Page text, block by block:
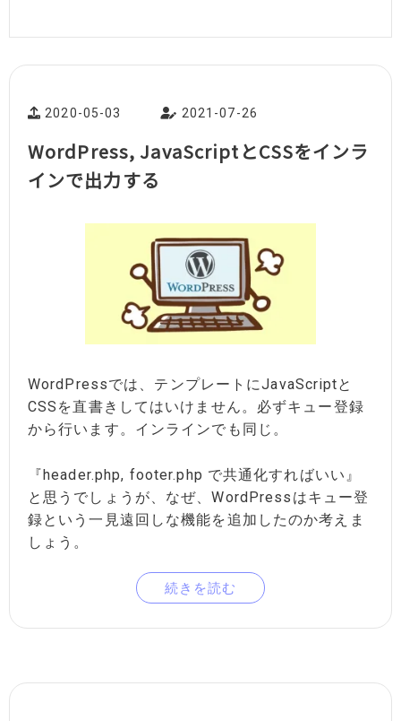
2020-05-03 2021-07-26
WordPress, JavaScriptとCSSをインラ
インで出力する
WordPressでは、テンプレートにJavaScriptと
CSSを直書きしてはいけません。必ずキュー登録
から行います。インラインでも同じ。
『header.php, footer.php で共通化すればいい』
と思うでしょうが、なぜ、WordPressはキュー登
録という一見遠回しな機能を追加したのか考えま
しょう。
続きを読む